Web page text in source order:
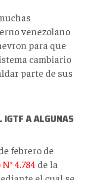
venezolano
para que
cambiario
parte de sus
IGTF A ALGUNAS
febrero de
4.784 de la